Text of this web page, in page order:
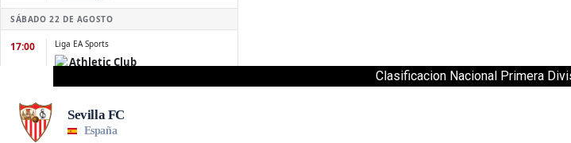
Clasificacion Nacional Primera